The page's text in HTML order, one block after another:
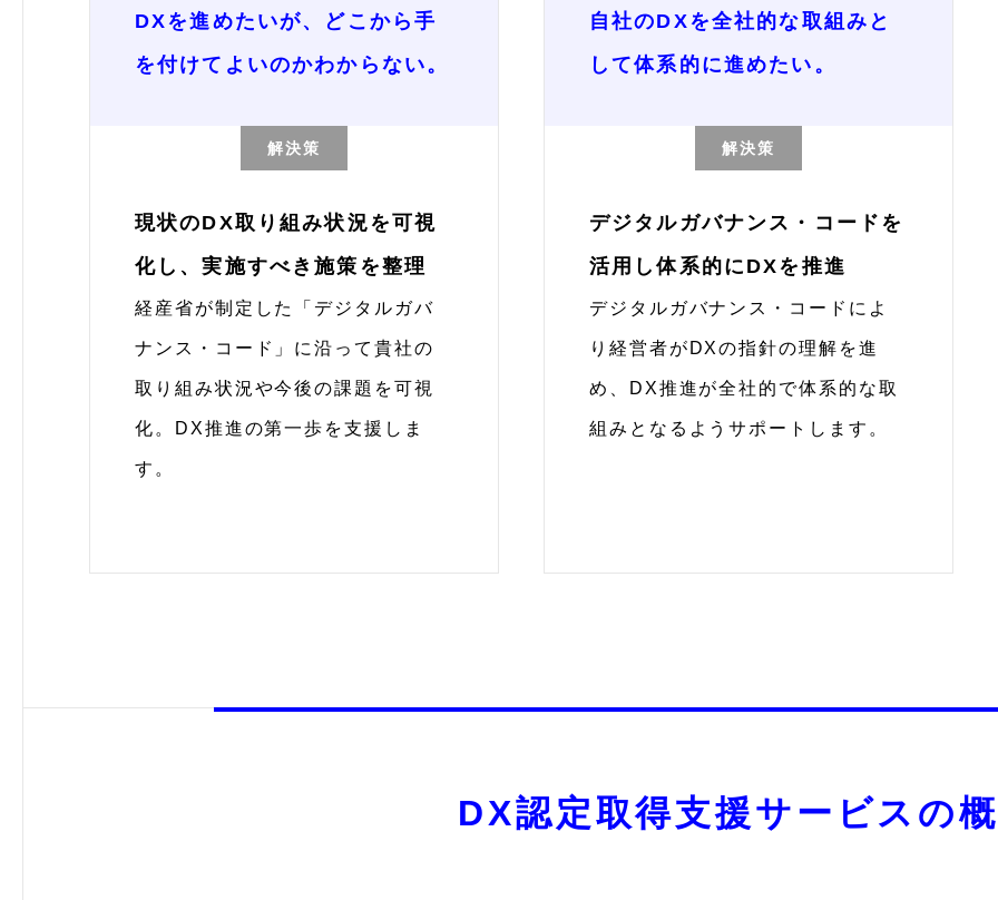
DXを進めたいが、どこから手
を付けてよいのかわからない。
解決策
現状のDX取り組み状況を可視
化し、実施すべき施策を整理
経産省が制定した「デジタルガバ
ナンス・コード」に沿って貴社の
取り組み状況や今後の課題を可視
化。DX推進の第一歩を支援しま
す。
自社のDXを全社的な取組みと
して体系的に進めたい。
解決策
デジタルガバナンス・コードを
活用し体系的にDXを推進
デジタルガバナンス・コードによ
り経営者がDXの指針の理解を進
め、DX推進が全社的で体系的な取
組みとなるようサポートします。
DX認定取得支援サービスの